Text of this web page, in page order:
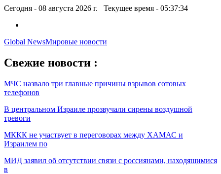
Сегодня - 08 августа 2026 г. Текущее время - 05:37:36
Global NewsМировые новости
Свежие новости :
МЧС назвало три главные причины взрывов сотовых
телефонов
В центральном Израиле прозвучали сирены воздушной
тревоги
МККК не участвует в переговорах между ХАМАС и
Израилем по
МИД заявил об отсутствии связи с россиянами, находящимися
в